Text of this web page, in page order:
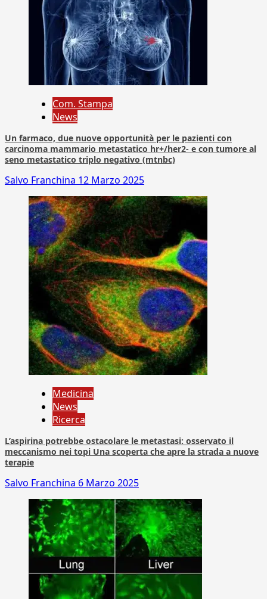
Com. Stampa
News
Un farmaco, due nuove opportunità per le pazienti con
carcinoma mammario metastatico hr+/her2- e con tumore al
seno metastatico triplo negativo (mtnbc)
Salvo Franchina 12 Marzo 2025
Medicina
News
Ricerca
L’aspirina potrebbe ostacolare le metastasi: osservato il
meccanismo nei topi Una scoperta che apre la strada a nuove
terapie
Salvo Franchina 6 Marzo 2025